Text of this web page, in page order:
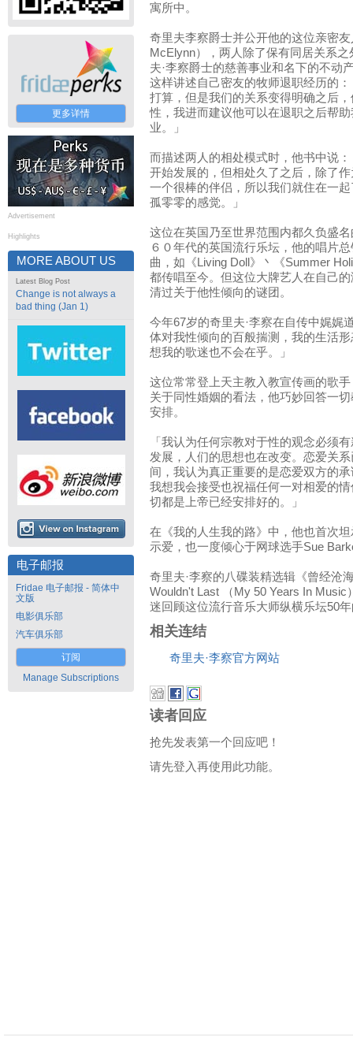
更多详情
Advertisement
Highlights
MORE ABOUT US
Latest Blog Post
Change is not always a
bad thing (Jan 1)
电子邮报
Fridae 电子邮报 - 简体中
文版
电影俱乐部
汽车俱乐部
订阅
Manage Subscriptions
寓所中。
奇里夫李察爵士并公开他的这位亲密
McElynn），两人除了保有同居关系
夫·李察爵士的慈善事业和名下的不动
这样讲述自己密友的牧师退职经历的
打算，但是我们的关系变得明确之后
性，我进而建议他可以在退职之后帮
业。」
而描述两人的相处模式时，他书中说
开始发展的，但相处久了之后，除了
一个很棒的伴侣，所以我们就住在一
孤零零的感觉。」
这位在英国乃至世界范围内都久负盛
６０年代的英国流行乐坛，他的唱片
曲，如《Living Doll》丶《Summer
都传唱至今。但这位大牌艺人在自己
清过关于他性倾向的谜团。
今年67岁的奇里夫·李察在自传中娓娓
体对我性倾向的百般揣测，我的生活
想我的歌迷也不会在乎。」
这位常常登上天主教入教宣传画的歌
关于同性婚姻的看法，他巧妙回答一
安排。
「我认为任何宗教对于性的观念必须
发展，人们的思想也在改变。恋爱关
间，我认为真正重要的是恋爱双方的
我想我会接受也祝福任何一对相爱的
切都是上帝已经安排好的。」
在《我的人生我的路》中，他也首次
示爱，也一度倾心于网球选手Sue
奇里夫·李察的八碟装精选辑《曾经沧
Wouldn't Last （My 50 Years In
迷回顾这位流行音乐大师纵横乐坛50
相关连结
奇里夫·李察官方网站
读者回应
抢先发表第一个回应吧！
请先登入再使用此功能。